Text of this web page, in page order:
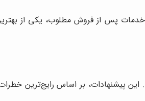
پس از فروش مطلوب، یکی از
پیشنهادات، بر اساس رایج‌ترین